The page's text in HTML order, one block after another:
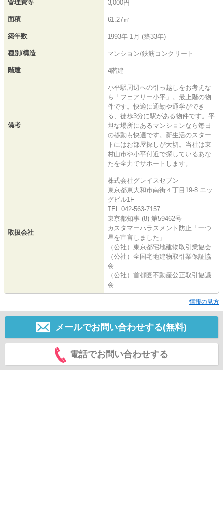
管理費等 3,000円
面積 61.27㎡
築年数 1993年 1月 (築33年)
種別/構造 マンション/鉄筋コンクリート
階建 4階建
備考
小平駅周辺への引っ越しをお考えな
ら「フェアリー小平」。最上階の物
件です。快適に通勤や通学ができ
る、徒歩3分に駅がある物件です。平
坦な場所にあるマンションなら毎日
の移動も快適です。新生活のスター
トにはお部屋探しが大切。当社は東
村山市や小平付近で探しているあな
たを全力でサポートします。
取扱会社
株式会社グレイスセブン
東京都東大和市南街４丁目19-8 エッ
グビル1F
TEL:042-563-7157
東京都知事 (8) 第59462号
カスタマーハラスメント防止「一つ
星を宣言しました」
（公社）東京都宅地建物取引業協会
（公社）全国宅地建物取引業保証協
会
（公社）首都圏不動産公正取引協議
会
情報の見方
メールでお問い合わせする(無料)
電話でお問い合わせする